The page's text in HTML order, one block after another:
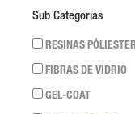
Sub Categorías
RESINAS
FIBRAS DE VIDRIO
GEL-COAT